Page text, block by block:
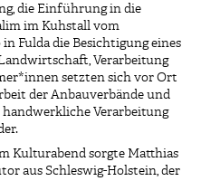
die Einführung in die
im Kuhstall vom
Fulda die Besichtigung eines
Verarbeitung
setzten sich vor Ort
der Anbauverbände und
Verarbeitung
Kulturabend sorgte Matthias
aus Schleswig-Holstein, der